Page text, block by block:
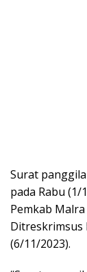
Surat
pada Rabu
Pemkab
Ditreskrimsus
(6/11/2023).